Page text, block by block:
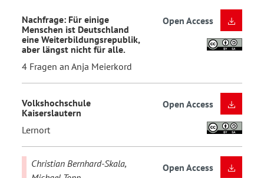
Nachfrage: Für einige
Menschen ist Deutschland
eine Weiterbildungsrepublik,
aber längst nicht für alle.
4 Fragen an Anja Meierkord
Open Access
Volkshochschule
Kaiserslautern
Lernort
Open Access
Christian Bernhard-Skala,
Open Access